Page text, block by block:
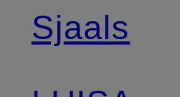
Sjaals